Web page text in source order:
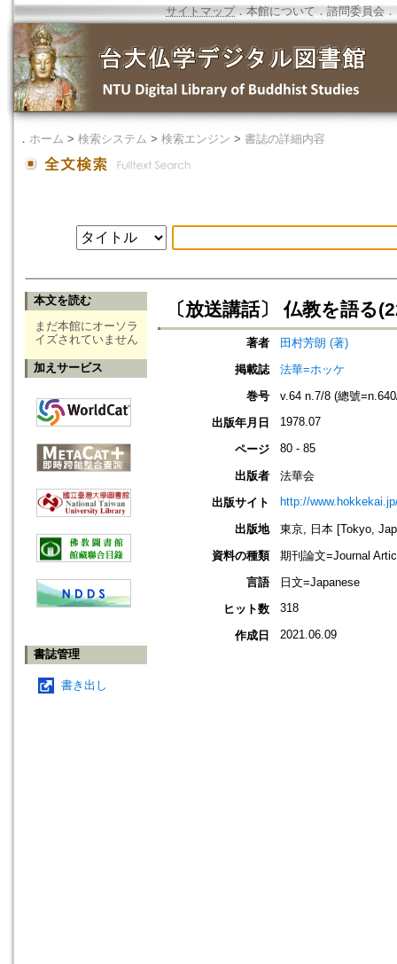
サイトマップ．本館について ． 諮問委員会 ．
． ホーム > 検索システム > 検索エンジン > 書誌の詳細内容
本文を読む
まだ本館にオーソラ
イズされていません
加えサービス
書誌管理
書き出し
〔放送講話〕 仏教を語る
著者
田村芳朗 (著)
掲載誌
法華=ホッケ
巻号
v.64 n.7/8 (總號
出版年月日
1978.07
ページ 80 - 85
出版者
法華会
出版サイト
http://
出版地
東京, 日本 [Tokyo,
資料の種類
期刊論文=Journal
言語
日文=Japanese
ヒット数
318
作成日 2021.06.09